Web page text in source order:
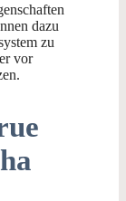
dazu
zu
vor